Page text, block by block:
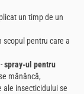
un timp de un
pentru care a
spray-ul pentru
mănâncă,
ale insecticidului se